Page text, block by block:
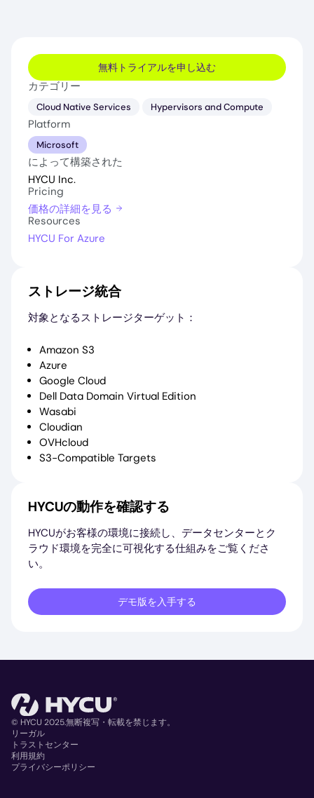
無料トライアルを申し込む
カテゴリー
Cloud Native Services Hypervisors and Compute
Platform
Microsoft
によって構築された
HYCU Inc.
Pricing
価格の詳細を見る
Resources
HYCU For Azure
ストレージ統合
対象となるストレージターゲット：
Amazon S3
Azure
Google Cloud
Dell Data Domain Virtual Edition
Wasabi
Cloudian
OVHcloud
S3-Compatible Targets
HYCUの動作を確認する
HYCUがお客様の環境に接続し、データセンターとク
ラウド環境を完全に可視化する仕組みをご覧くださ
い。
デモ版を入手する
Copyright
© HYCU 2025.無断複写・転載を禁じます。
リーガル
トラストセンター
利用規約
プライバシーポリシー